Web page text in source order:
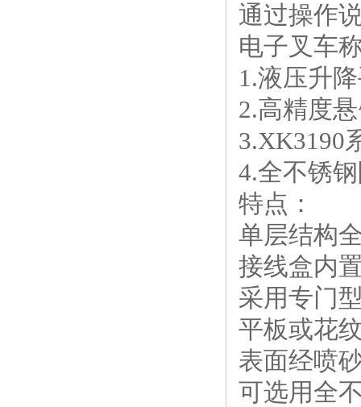
通过操作
电子叉车
1.液压升
2.高精度
3.XK3190
4.全不锈
特点：
单层结构
接线盒内
采用专门
平板或花
表面经喷
可选用全